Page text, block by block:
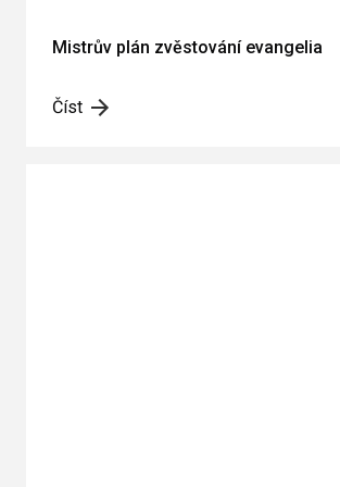
Mistrův plán zvěstování evangelia
Číst